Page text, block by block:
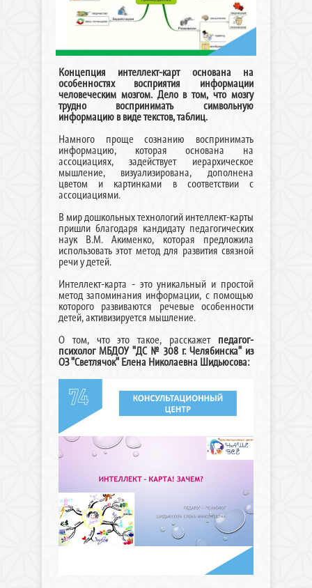
Концепция интеллект-карт основана на
особенностях восприятия информации
человеческим мозгом. Дело в том, что мозгу
трудно воспринимать символьную
информацию в виде текстов, таблиц.
Намного проще сознанию воспринимать
информацию, которая основана на
ассоциациях, задействует иерархическое
мышление, визуализирована, дополнена
цветом и картинками в соответствии с
ассоциациями.
В мир дошкольных технологий интеллект-карты
пришли благодаря кандидату педагогических
наук В.М. Акименко, которая предложила
использовать этот метод для развития связной
речи у детей.
Интеллект-карта - это уникальный и простой
метод запоминания информации, с помощью
которого развиваются речевые особенности
детей, активизируется мышление.
О том, что это такое, расскажет педагог-
психолог МБДОУ "ДС № 308 г. Челябинска" из
ОЗ "Светлячок" Елена Николаевна Шидьюсова: